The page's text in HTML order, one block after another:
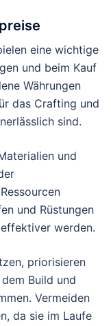
eine wichtige
und beim Kauf
Währungen
das Crafting und
sind.
und
und Rüstungen
werden.
priorisieren
Build und
Vermeiden
da sie im Laufe